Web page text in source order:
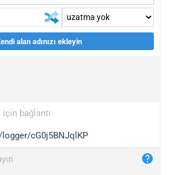
alan adınızı ekleyin
bağlantı
cG0j5BNJqlKP